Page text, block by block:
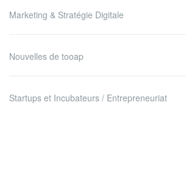
Marketing & Stratégie Digitale
Nouvelles de tooap
Startups et Incubateurs / Entrepreneuriat